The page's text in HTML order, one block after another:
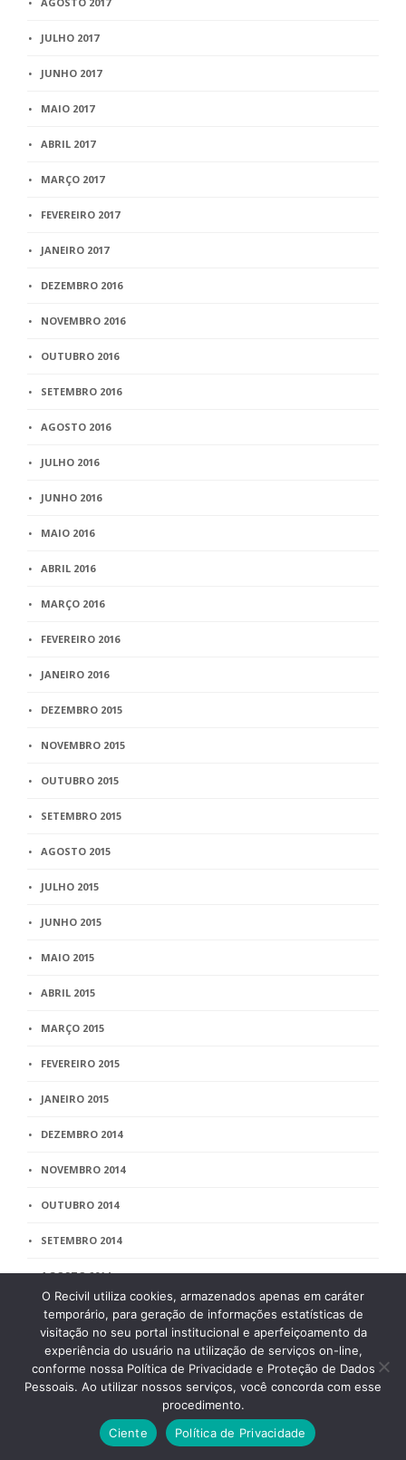
JULHO 2017
JUNHO 2017
MAIO 2017
ABRIL 2017
MARÇO 2017
FEVEREIRO 2017
JANEIRO 2017
DEZEMBRO 2016
NOVEMBRO 2016
OUTUBRO 2016
SETEMBRO 2016
AGOSTO 2016
JULHO 2016
JUNHO 2016
MAIO 2016
ABRIL 2016
MARÇO 2016
FEVEREIRO 2016
JANEIRO 2016
DEZEMBRO 2015
NOVEMBRO 2015
OUTUBRO 2015
SETEMBRO 2015
AGOSTO 2015
JULHO 2015
JUNHO 2015
MAIO 2015
ABRIL 2015
MARÇO 2015
FEVEREIRO 2015
JANEIRO 2015
DEZEMBRO 2014
NOVEMBRO 2014
OUTUBRO 2014
SETEMBRO 2014
AGOSTO 2014
JULHO 2014
JUNHO 2014
MAIO 2014
O Recivil utiliza cookies, armazenados apenas em caráter
temporário, para geração de informações estatísticas de
visitação no seu portal institucional e aperfeiçoamento da
experiência do usuário na utilização de serviços on-line,
conforme nossa Política de Privacidade e Proteção de Dados
Pessoais. Ao utilizar nossos serviços, você concorda com esse
procedimento.
Ciente
Política de Privacidade